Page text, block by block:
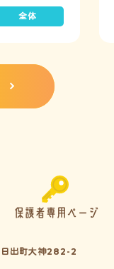
（駐車場）に
後、各クラ
広いため）
ニュアルの
す。また、
保護者専用ページ
出町大神282-2